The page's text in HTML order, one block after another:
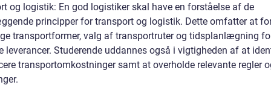
og logistik: En god logistiker skal have en forståelse af de
principper for transport og logistik. Dette omfatter at
transportformer, valg af transportruter og tidsplanlægning
leverancer. Studerende uddannes også i vigtigheden af at
transportomkostninger samt at overholde relevante regler